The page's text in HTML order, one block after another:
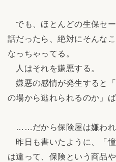
でも、ほとんどの生保セ
話だったら、絶対にそんな
なっちゃってる。
人はそれを嫌悪する。
嫌悪の感情が発生すると
の場から逃れられるのか」
……だから保険屋は嫌われ
昨日も書いたように、「
は違って、保険という商品